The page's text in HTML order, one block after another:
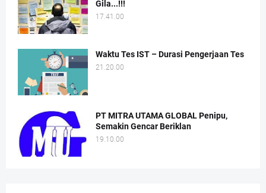
Gila...!!!
17.41.00
Waktu Tes IST – Durasi Pengerjaan Tes
21.20.00
PT MITRA UTAMA GLOBAL Penipu,
Semakin Gencar Beriklan
19.10.00